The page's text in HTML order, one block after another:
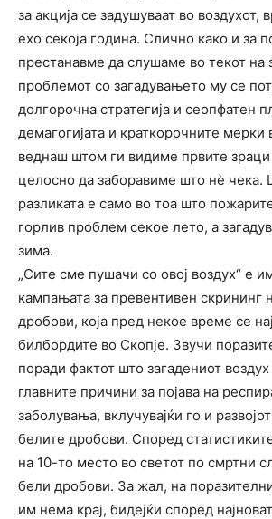
за акција се задушуваат во воздухот,
ехо секоја година. Слично како и за
престанавме да слушаме во текот на
проблемот со загадувањето му се
долгорочна стратегија и сеопфатен
демагогијата и краткорочните мерки
веднаш штом ги видиме првите
целосно да заборавиме што нѐ чека.
разликата е само во тоа што
горлив проблем секое лето, а
зима.
„Сите сме пушачи со овој воздух“ е
кампањата за превентивен скрининг
дробови, која пред некое време се
билбордите во Скопје. Звучи
поради фактот што загадениот
главните причини за појава на
заболувања, вклучувајќи го и
белите дробови. Според
на 10-то место во светот по смртни
бели дробови. За жал, на
им нема крај, бидејќи според